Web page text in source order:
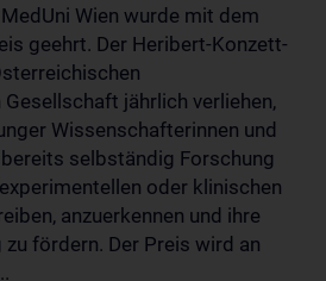
Wien wurde mit dem
geehrt. Der Heribert-Konzett-
jährlich verliehen,
Wissenschafterinnen und
selbständig Forschung
oder klinischen
anzuerkennen und ihre
fördern. Der Preis wird an